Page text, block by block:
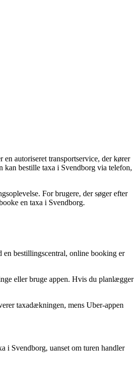
en autoriseret transportservice, der kører
kan bestille taxa i Svendborg via telefon,
For brugere, der søger efter
en taxa i Svendborg.
bestillingscentral, online booking er
eller bruge appen. Hvis du planlægger
taxadækningen, mens Uber-appen
i Svendborg, uanset om turen handler